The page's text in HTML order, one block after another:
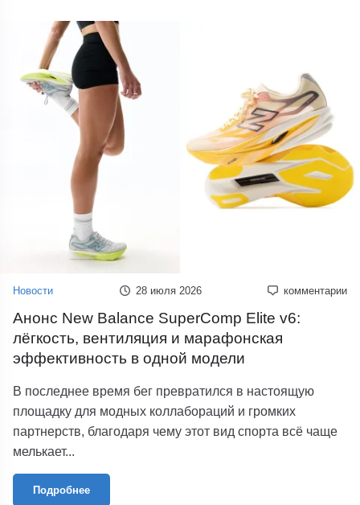
Новости 28 июля 2026 комментарии
Анонс New Balance SuperComp Elite v6:
лёгкость, вентиляция и марафонская
эффективность в одной модели
В последнее время бег превратился в настоящую
площадку для модных коллабораций и громких
партнерств, благодаря чему этот вид спорта всё чаще
мелькает...
Подробнее